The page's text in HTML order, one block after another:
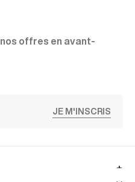
offres en avant-
JE M'INSCRIS